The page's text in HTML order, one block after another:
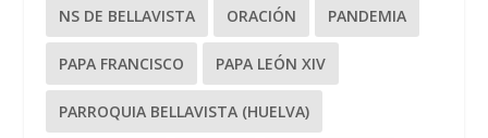
NS DE BELLAVISTA ORACIÓN PANDEMIA
PAPA FRANCISCO PAPA LEÓN XIV
PARROQUIA BELLAVISTA (HUELVA)